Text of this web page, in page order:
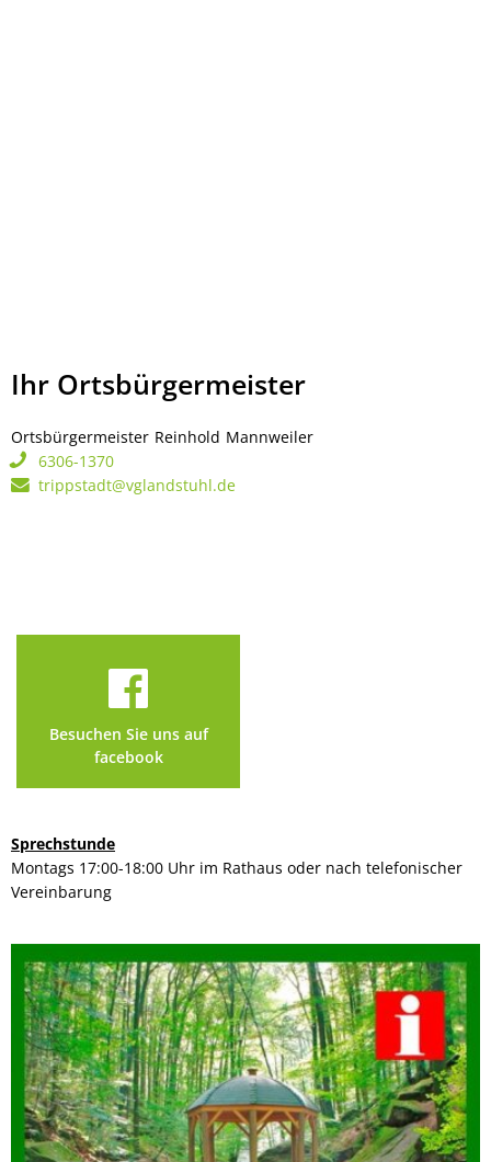
Ihr Ortsbürgermeister
Ortsbürgermeister Reinhold Mannweiler
6306-1370
trippstadt@vglandstuhl.de
Besuchen Sie uns auf
facebook
Sprechstunde
Montags 17:00-18:00 Uhr im Rathaus oder nach telefonischer
Vereinbarung